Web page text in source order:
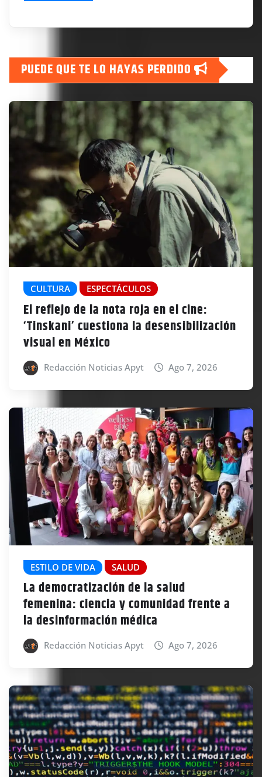
PUEDE QUE TE LO HAYAS PERDIDO
CULTURA ESPECTÁCULOS
El reflejo de la nota roja en el cine:
‘Tinskani’ cuestiona la desensibilización
visual en México
Redacción Noticias Apyt Ago 7, 2026
ESTILO DE VIDA SALUD
La democratización de la salud
femenina: ciencia y comunidad frente a
la desinformación médica
Redacción Noticias Apyt Ago 7, 2026